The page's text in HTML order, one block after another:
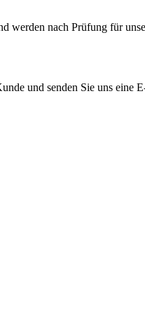
nach Prüfung für
und senden Sie uns eine